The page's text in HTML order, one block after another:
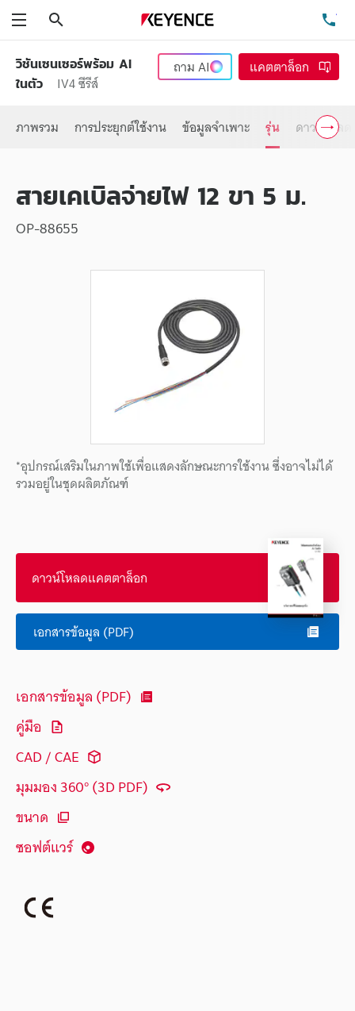
วิชันเซนเซอร์พร้อม AI
ในตัว
IV4 ซีรีส์
ถามAI แคตตาล็อก
ภาพรวม การประยุกต์ใช้งาน ข้อมูลจำเพาะ รุ่น ดาวน์โหลด
สายเคเบิลจ่ายไฟ 12 ขา 5 ม.
OP-88655
*อุปกรณ์เสริมในภาพใช้เพื่อแสดงลักษณะการใช้งาน ซึ่งอาจไม่ได้
รวมอยู่ในชุดผลิตภัณฑ์
ดาวน์โหลดแคตตาล็อก
เอกสารข้อมูล (PDF)
เอกสารข้อมูล (PDF)
คู่มือ
CAD / CAE
มุมมอง 360° (3D PDF)
ขนาด
ซอฟต์แวร์